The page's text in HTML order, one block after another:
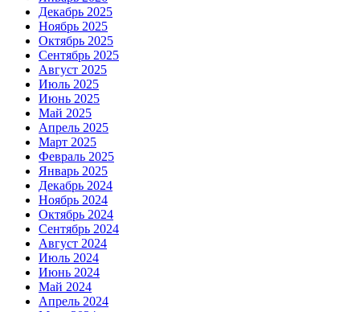
Декабрь 2025
Ноябрь 2025
Октябрь 2025
Сентябрь 2025
Август 2025
Июль 2025
Июнь 2025
Май 2025
Апрель 2025
Март 2025
Февраль 2025
Январь 2025
Декабрь 2024
Ноябрь 2024
Октябрь 2024
Сентябрь 2024
Август 2024
Июль 2024
Июнь 2024
Май 2024
Апрель 2024